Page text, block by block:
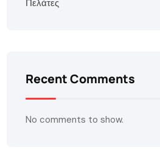
Πελάτες
Recent Comments
No comments to show.